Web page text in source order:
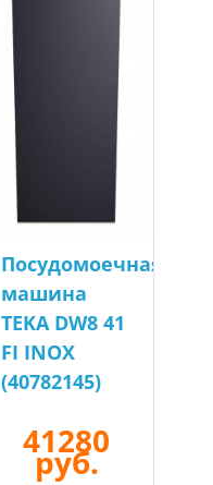
Посудомоечная
машина
TEKA DW8 41
FI INOX
(40782145)
41280
руб.